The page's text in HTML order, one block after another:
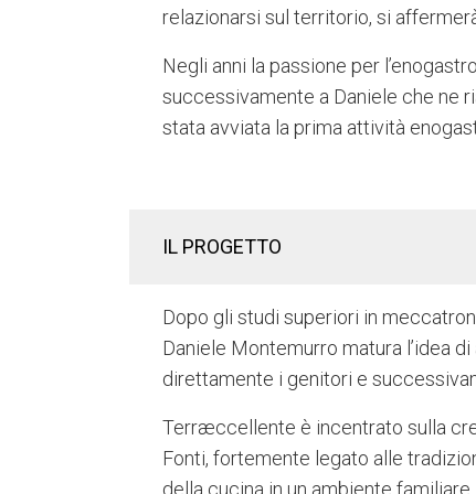
relazionarsi sul territorio, si
Negli anni la passione per
successivamente a Daniele che ne
stata avviata la prima attività
IL PROGETTO
Dopo gli studi superiori in
Daniele Montemurro matura l’idea
direttamente i genitori e
Terræccellente è incentrato sulla
Fonti, fortemente legato alle
della cucina in un ambiente familiare.